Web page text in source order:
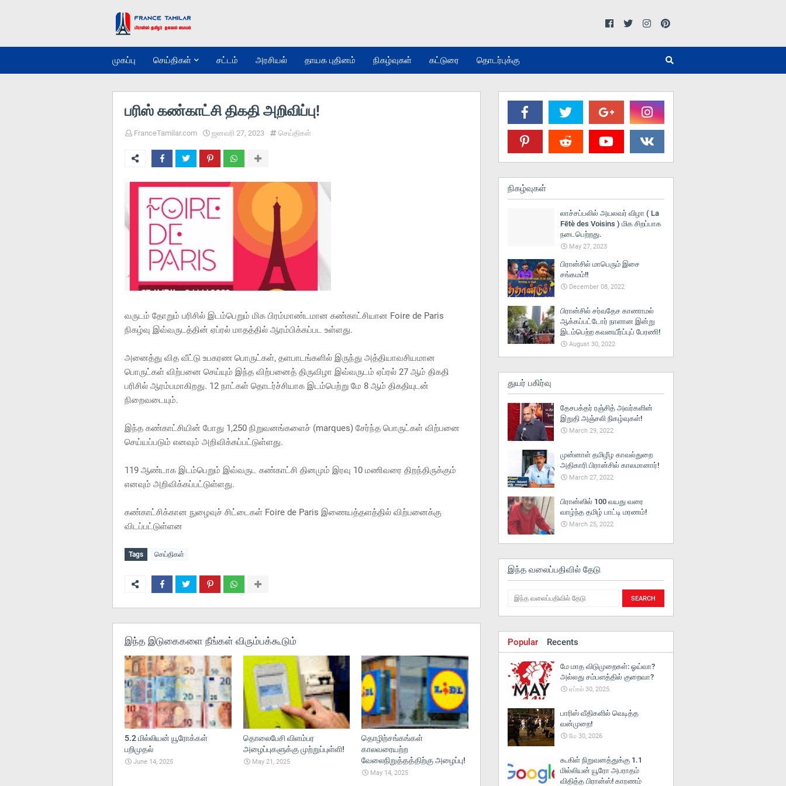
முகப்பு செய்திகள் சட்டம் அரசியல் தாயக புதினம் நிகழ்வுகள் கட்டுரை தொடர்புக்கு
பரிஸ் கண்காட்சி திகதி அறிவிப்பு!
FranceTamilar.com ஜனவரி 27, 2023 செய்திகள்
வருடம் தோறும் பரிசில் இடம்பெறும் மிக பிரம்மாண்டமான கண்காட்சியான Foire de Paris
நிகழ்வு இவ்வருடத்தின் ஏப்ரல் மாதத்தில் ஆரம்பிக்கப்பட உள்ளது.
அனைத்து வித வீட்டு உபகரண பொருட்கள், தளபாடங்களில் இருந்து அத்தியாவசியமான
பொருட்கள் விற்பனை செய்யும் இந்த விற்பனைத் திருவிழா இவ்வருடம் ஏப்ரல் 27 ஆம் திகதி
பரிசில் ஆரம்பமாகிறது. 12 நாட்கள் தொடர்ச்சியாக இடம்பெற்று மே 8 ஆம் திகதியுடன்
நிறைவடையும்.
இந்த கண்காட்சியின் போது 1,250 நிறுவனங்களைச் (marques) சேர்ந்த பொருட்கள் விற்பனை
செய்யப்படும் எனவும் அறிவிக்கப்பட்டுள்ளது.
119 ஆண்டாக இடம்பெறும் இவ்வருட கண்காட்சி தினமும் இரவு 10 மணிவரை திறந்திருக்கும்
எனவும் அறிவிக்கப்பட்டுள்ளது.
கண்காட்சிக்கான நுழைவுச் சிட்டைகள் Foire de Paris இணையத்தளத்தில் விற்பனைக்கு
விடப்பட்டுள்ளன
Tags செய்திகள்
இந்த இடுகைகளை நீங்கள் விரும்பக்கூடும்
5.2 மில்லியன் யூரோக்கள்
பறிமுதல்
June 14, 2025
தொலைபேசி விளம்பர
அழைப்புகளுக்கு முற்றுப்புள்ளி!
May 21, 2025
தொழிற்சங்கங்கள்
காலவரையற்ற
வேலைநிறுத்தத்திற்கு அழைப்பு!
May 14, 2025
நிகழ்வுகள்
லாச்சப்பலில் அயலவர் விழா ( La
Fētè des Voisins ) மிக சிறப்பாக
நடைபெற்றது.
May 27, 2023
பிரான்சில் மாபெரும் இசை
சங்கமம்!!
December 08, 2022
பிரான்சில் சர்வதேச காணாமல்
ஆக்கப்பட்டோர் நாளான இன்று
இடம்பெற்ற கவனயீர்ப்புப் பேரணி!
August 30, 2022
துயர் பகிர்வு
தேசபக்தர் ரஞ்சித் அவர்களின்
இறுதி அஞ்சலி நிகழ்வுகள்!
March 29, 2022
முன்னாள் தமிழீழ காவல்துறை
அதிகாரி பிரான்சில் காலமானார்!
March 27, 2022
பிரான்ஸில் 100 வயது வரை
வாழ்ந்த தமிழ் பாட்டி மரணம்!
March 25, 2022
இந்த வலைப்பதிவில் தேடு
Popular Recents
மே மாத விடுமுறைகள்: ஓய்வா?
அல்லது சம்பளத்தில் குறைவா?
ஏப்ரல் 30, 2025
பாரிஸ் வீதிகளில் வெடித்த
வன்முறை!
மே 30, 2026
கூகிள் நிறுவனத்துக்கு 1.1
மில்லியன் யூரோ அபராதம்
விதித்த பிரான்ஸ்! காரணம்